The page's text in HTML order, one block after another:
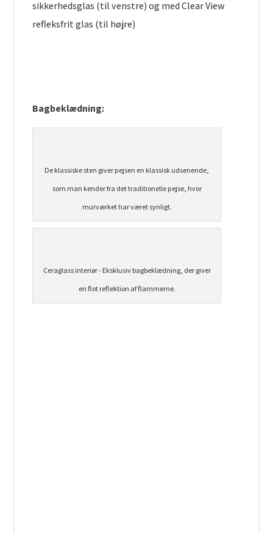
sikkerhedsglas (til venstre) og med Clear View
refleksfrit glas (til højre)
Bagbeklædning:
De klassiske sten giver pejsen en klassisk udsenende,
som man kender fra det traditionelle pejse, hvor
murværket har været synligt.
Ceraglass interiør - Eksklusiv bagbeklædning, der giver
en flot reflektion af flammerne.